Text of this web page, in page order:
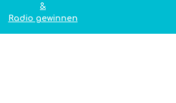
&
Radio gewinnen